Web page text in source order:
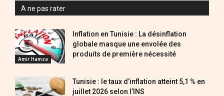
A ne pas rater
Amir Hamza
Inflation en Tunisie : La désinflation
globale masque une envolée des
produits de première nécessité
Tunisie : le taux d’inflation atteint 5,1 % en
juillet 2026 selon l’INS